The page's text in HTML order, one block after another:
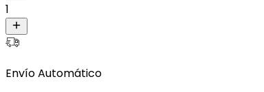
1
Envío Automático